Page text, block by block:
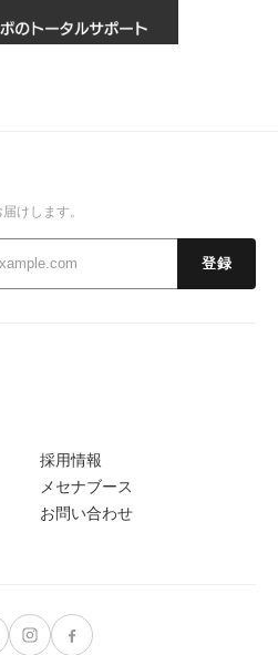
採用情報
メセナブース
お問い合わせ
けします。
登録